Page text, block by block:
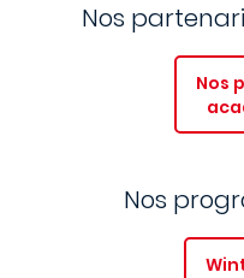
Nos
Nos
Nos